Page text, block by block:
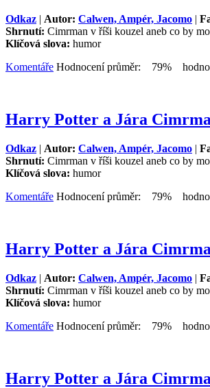
Odkaz | Autor: Calwen, Ampér, Jacomo |
Shrnutí: Cimrman v říši kouzel aneb co by
Klíčová slova: humor
Komentáře Hodnocení průměr: 79%
Harry Potter a Jára
Odkaz | Autor: Calwen, Ampér, Jacomo |
Shrnutí: Cimrman v říši kouzel aneb co by
Klíčová slova: humor
Komentáře Hodnocení průměr: 79%
Harry Potter a Jára
Odkaz | Autor: Calwen, Ampér, Jacomo |
Shrnutí: Cimrman v říši kouzel aneb co by
Klíčová slova: humor
Komentáře Hodnocení průměr: 79%
Harry Potter a Jára